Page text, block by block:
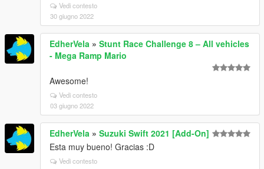
Vedi contesto
30 giugno 2022
EdherVela » Stunt Race Challenge 8 – All vehicles
- Mega Ramp Mario
Awesome!
Vedi contesto
03 giugno 2022
EdherVela » Suzuki Swift 2021 [Add-On]
Esta muy bueno! Gracias :D
Vedi contesto